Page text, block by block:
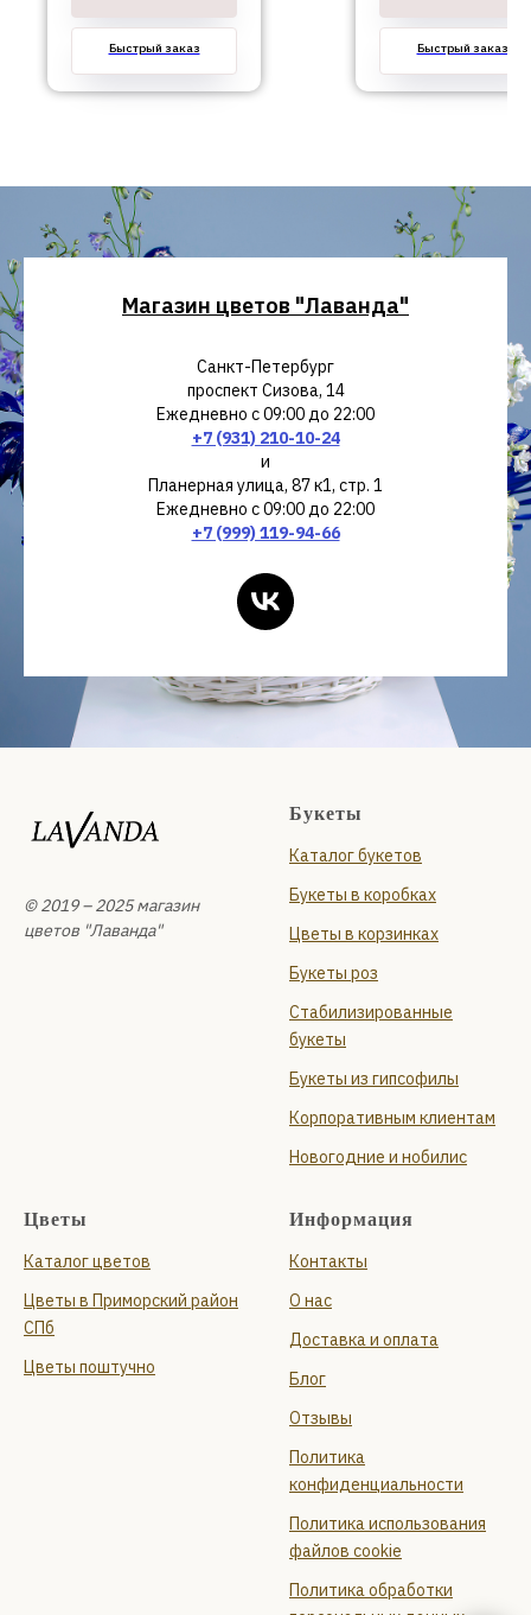
Быстрый заказ Быстрый заказ
Магазин цветов "Лаванда"
Санкт-Петербург
проспект Сизова, 14
Ежедневно с 09:00 до 22:00
+7 (931) 210-10-24
и
Планерная улица, 87 к1, стр. 1
Ежедневно с 09:00 до 22:00
+7 (999) 119-94-66
© 2019 – 2025 магазин
цветов "Лаванда"
Букеты
Каталог букетов
Букеты в коробках
Цветы в корзинках
Букеты роз
Стабилизированные
букеты
Букеты из гипсофилы
Корпоративным клиентам
Новогодние и нобилис
Цветы
Каталог цветов
Цветы в Приморский район
СПб
Цветы поштучно
Информация
Контакты
О нас
Доставка и оплата
Блог
Отзывы
Политика
конфиденциальности
Политика использования
файлов cookie
Политика обработки